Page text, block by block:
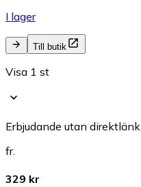
I lager
Till butik
Visa 1 st
Erbjudande utan direktlänk
fr.
329 kr